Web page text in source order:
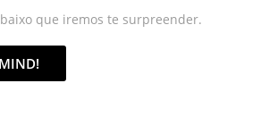
que iremos te surpreender.